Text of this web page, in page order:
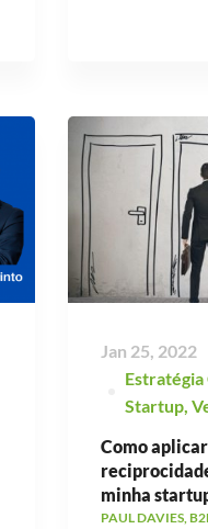
Jan 25, 2022
Startup,
Como
minha
PAUL DAVIES,